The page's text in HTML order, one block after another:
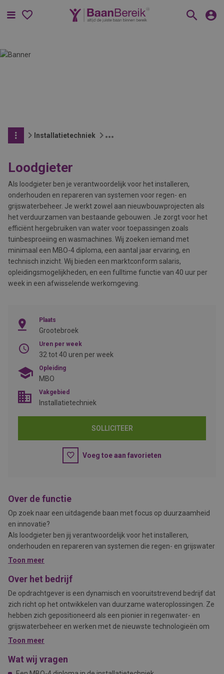
Menu
Installatietechniek
Loodgieter
Als loodgieter ben je verantwoordelijk voor het installeren,
onderhouden en repareren van systemen voor regen- en
grijswaterbeheer. Je werkt zowel aan nieuwbouwprojecten als
het verduurzamen van bestaande gebouwen. Je zorgt voor het
efficiënt hergebruiken van water voor toepassingen zoals
tuinbesproeiing en wasmachines. Wij zoeken iemand met
minimaal een MBO-4 diploma, een aantal jaar ervaring, en
technisch inzicht. Wij bieden een marktconform salaris,
opleidingsmogelijkheden, en een fulltime functie van 40 uur per
week in een afwisselende werkomgeving.
Plaats
Grootebroek
Uren per week
32 tot 40 uren per week
Opleiding
MBO
Vakgebied
Installatietechniek
SOLLICITEER
Voeg toe aan favorieten
Over de functie
Op zoek naar een uitdagende baan met focus op duurzaamheid
en innovatie?
Als loodgieter ben jij verantwoordelijk voor het installeren,
onderhouden en repareren van systemen die regen- en grijswater
effectief beheren. In deze afwisselende functie werk je zowel
gebouwen. Je speelt een sleutelrol in het ontwikkelen van slimme
wateroplossingen voor een duurzamer gebruik van water in de
omgeving.
Toon meer
Over het bedrijf
De opdrachtgever is een dynamisch en vooruitstrevend bedrijf dat
zich richt op het ontwikkelen van duurzame wateroplossingen. Ze
hebben zich gepositioneerd als een pionier in regenwater- en
grijswaterbeheer en werken met de nieuwste technologieën om
watergebruik in zowel woningen als commerciële gebouwen te
werkomgeving, waar innovatie, kwaliteit en klantgerichtheid
centraal staan.
Toon meer
Wat wij vragen